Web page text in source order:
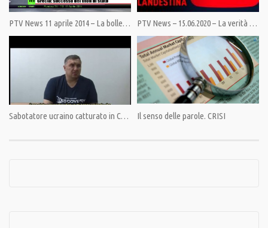
PTV News 11 aprile 2014 – La bolletta del gas PTV News – 15.06.2020 – La verità è clandestina
Sabotatore ucraino catturato in Crimea: “Preparavamo atti di sabotaggio contro la Russia” Il senso delle parole. CRISI